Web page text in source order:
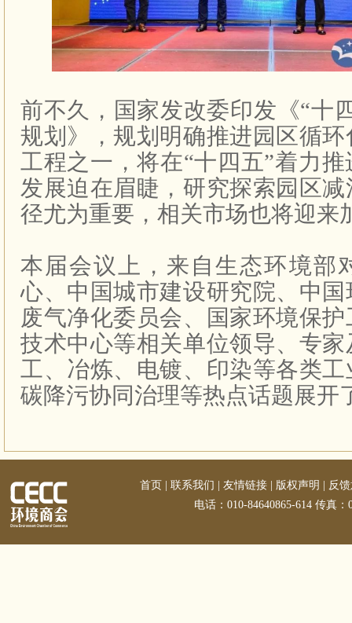
前不久，国家发改委印发《“十
规划》，规划明确推进园区循
工程之一，将在“十四五”着力
发展迫在眉睫，研究探索园区
径尤为重要，相关市场也将迎来
本届会议上，来自生态环境部
心、中国城市建设研究院、中
废气净化委员会、国家环境保
技术中心等相关单位领导、专
工、冶炼、电镀、印染等各类
碳降污协同治理等热点话题展开
首页 联系我们 友情链接 版权声明
反
电话：010-84640865-614 传真